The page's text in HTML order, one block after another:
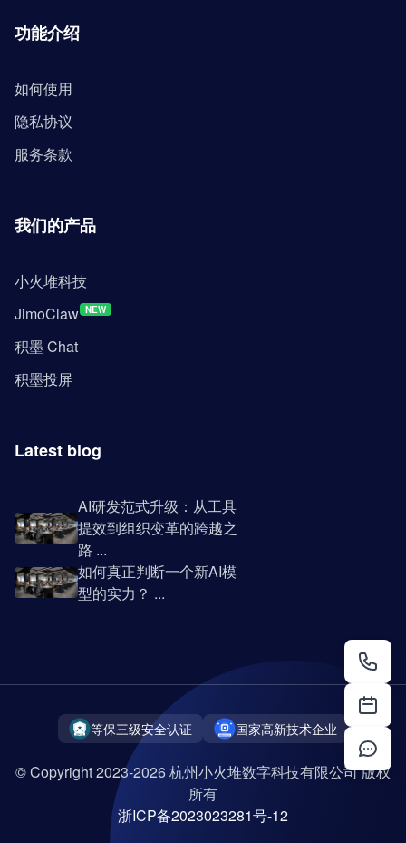
功能介绍
如何使用
隐私协议
服务条款
我们的产品
小火堆科技
JimoClaw NEW
积墨 Chat
积墨投屏
Latest blog
AI研发范式升级：从工具
提效到组织变革的跨越之
路 ...
如何真正判断一个新AI模
型的实力？ ...
等保三级安全认证 国家高新技术企业
© Copyright 2023-2026 杭州小火堆数字科技有限公司 版权
所有
浙ICP备2023023281号-12